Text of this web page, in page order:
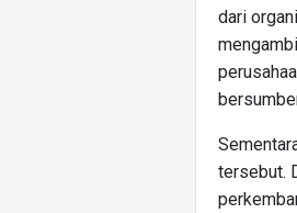
dari
tersebut.